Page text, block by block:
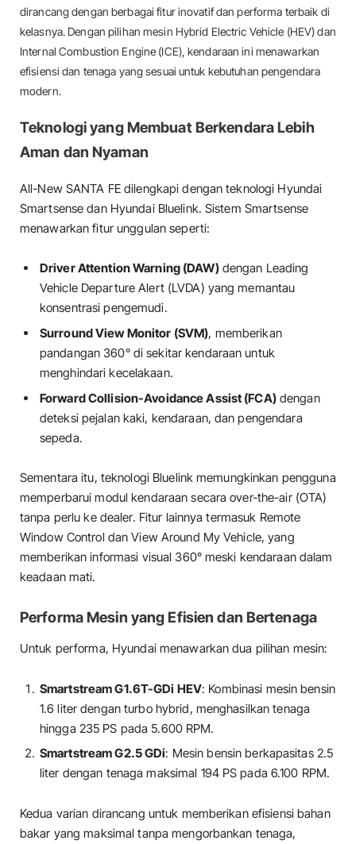
dirancang dengan berbagai fitur inovatif dan performa terbaik di
kelasnya. Dengan pilihan mesin Hybrid Electric Vehicle (HEV) dan
Internal Combustion Engine (ICE), kendaraan ini menawarkan
efisiensi dan tenaga yang sesuai untuk kebutuhan pengendara
modern.
Teknologi yang Membuat Berkendara Lebih
Aman dan Nyaman
All-New SANTA FE dilengkapi dengan teknologi Hyundai
Smartsense dan Hyundai Bluelink. Sistem Smartsense
menawarkan fitur unggulan seperti:
Driver Attention Warning (DAW)dengan Leading
Vehicle Departure Alert (LVDA) yang memantau
konsentrasi pengemudi.
Surround View Monitor (SVM), memberikan
pandangan 360° di sekitar kendaraan untuk
menghindari kecelakaan.
Forward Collision-Avoidance Assist (FCA)dengan
deteksi pejalan kaki, kendaraan, dan pengendara
sepeda.
Sementara itu, teknologi Bluelink memungkinkan pengguna
memperbarui modul kendaraan secara over-the-air (OTA)
tanpa perlu ke dealer. Fitur lainnya termasuk Remote
Window Control dan View Around My Vehicle, yang
memberikan informasi visual 360° meski kendaraan dalam
keadaan mati.
Performa Mesin yang Efisien dan Bertenaga
Untuk performa, Hyundai menawarkan dua pilihan mesin:
Smartstream G1.6T-GDi HEV: Kombinasi mesin bensin
1.6 liter dengan turbo hybrid, menghasilkan tenaga
hingga 235 PS pada 5.600 RPM.
Smartstream G2.5 GDi: Mesin bensin berkapasitas 2.5
liter dengan tenaga maksimal 194 PS pada 6.100 RPM.
Kedua varian dirancang untuk memberikan efisiensi bahan
bakar yang maksimal tanpa mengorbankan tenaga,